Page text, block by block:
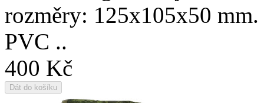
rozměry: 125x105x50
PVC ..
400 Kč